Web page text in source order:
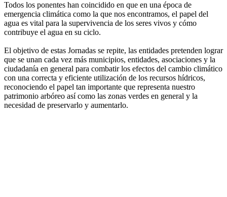
Todos los ponentes han coincidido en que en una época de
emergencia climática como la que nos encontramos, el papel del
agua es vital para la supervivencia de los seres vivos y cómo
contribuye el agua en su ciclo.
El objetivo de estas Jornadas se repite, las entidades pretenden lograr
que se unan cada vez más municipios, entidades, asociaciones y la
ciudadanía en general para combatir los efectos del cambio climático
con una correcta y eficiente utilización de los recursos hídricos,
reconociendo el papel tan importante que representa nuestro
patrimonio arbóreo así como las zonas verdes en general y la
necesidad de preservarlo y aumentarlo.